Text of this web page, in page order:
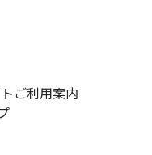
ご利用案内